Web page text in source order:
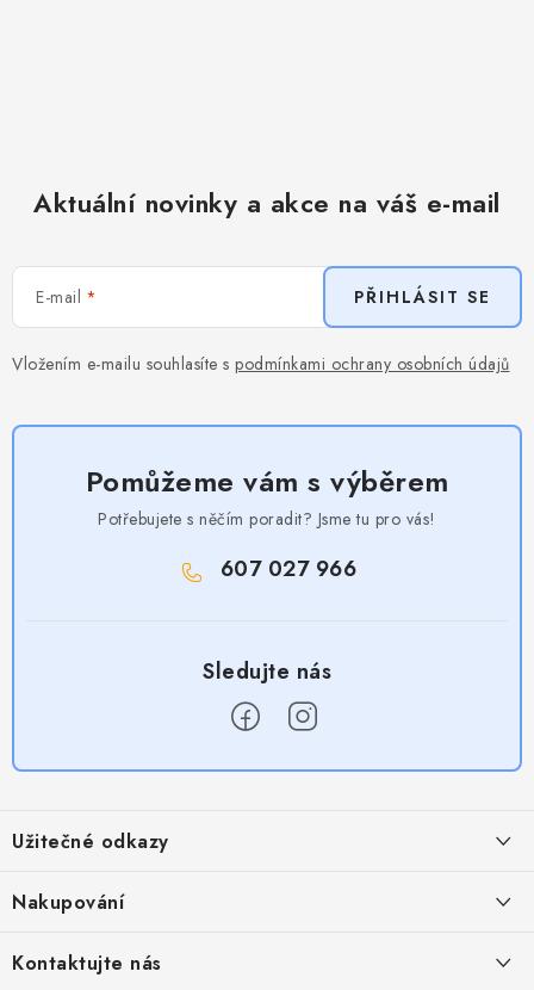
Aktuální novinky a akce na váš e-mail
E-mail
Vložením e-mailu souhlasíte s podmínkami ochrany osobních údajů
PŘIHLÁSIT SE
Pomůžeme vám s výběrem
Potřebujete s něčím poradit? Jsme tu pro vás!
607 027 966
p
a
Užitečné odkazy
Provizní systém
Nakupování
Kontaktujte nás